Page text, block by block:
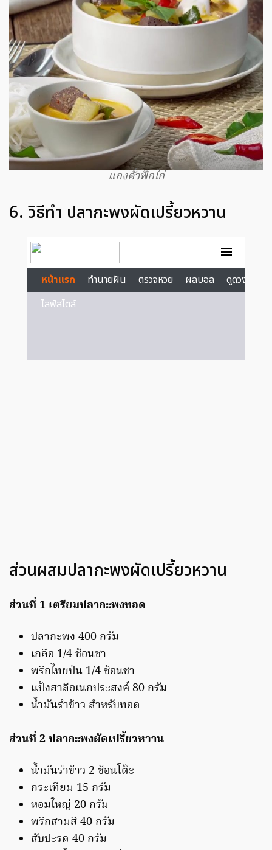
แกงคั่วฟักไก่
6. วิธีทำ ปลากะพงผัดเปรี้ยวหวาน
ส่วนผสมปลากะพงผัดเปรี้ยวหวาน
ส่วนที่ 1 เตรียมปลากะพงทอด
ปลากะพง 400 กรัม
เกลือ 1/4 ช้อนชา
พริกไทยป่น 1/4 ช้อนชา
แป้งสาลีอเนกประสงค์ 80 กรัม
น้ำมันรำข้าว สำหรับทอด
ส่วนที่ 2 ปลากะพงผัดเปรี้ยวหวาน
น้ำมันรำข้าว 2 ช้อนโต๊ะ
กระเทียม 15 กรัม
หอมใหญ่ 20 กรัม
พริกสามสี 40 กรัม
สับปะรด 40 กรัม